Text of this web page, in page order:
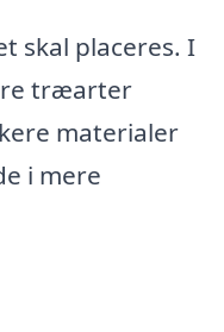
skal placeres. I
træarter
materialer
i mere